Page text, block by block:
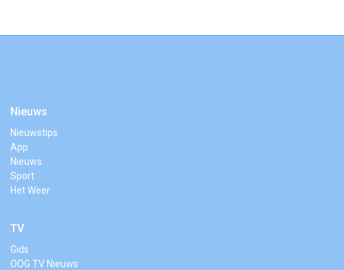
Nieuws
Nieuwstips
App
Nieuws
Sport
Het Weer
TV
Gids
OOG TV Nieuws